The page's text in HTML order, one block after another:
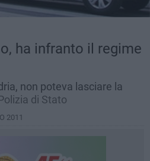
ha infranto il regime
non poteva lasciare la
di Stato
2011